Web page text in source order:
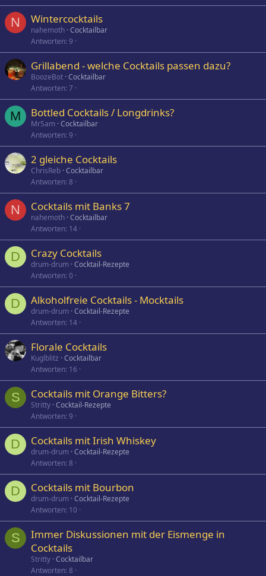
N Wintercocktails
nahemoth Cocktailbar
Antworten 9
Grillabend - welche Cocktails passen dazu?
BoozeBot Cocktailbar
Antworten 7
M Bottled Cocktails / Longdrinks?
MrSam Cocktailbar
Antworten 9
2 gleiche Cocktails
ChrisReb Cocktailbar
Antworten 8
N Cocktails mit Banks 7
nahemoth Cocktailbar
Antworten 14
D Crazy Cocktails
drum-drum Cocktail-Rezepte
Antworten 0
D Alkoholfreie Cocktails - Mocktails
drum-drum Cocktail-Rezepte
Antworten 14
Florale Cocktails
Kuglblitz Cocktailbar
Antworten 16
S Cocktails mit Orange Bitters?
Stritty Cocktail-Rezepte
Antworten 9
D Cocktails mit Irish Whiskey
drum-drum Cocktail-Rezepte
Antworten 8
D Cocktails mit Bourbon
drum-drum Cocktail-Rezepte
Antworten 10
S
Immer Diskussionen mit der Eismenge in
Cocktails
Stritty Cocktailbar
Antworten 8